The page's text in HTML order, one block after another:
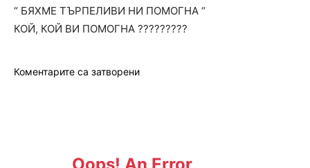
“ БЯХМЕ ТЪРПЕЛИВИ НИ ПОМОГНА “
КОЙ, КОЙ ВИ ПОМОГНА ?????????
Коментарите са затворени